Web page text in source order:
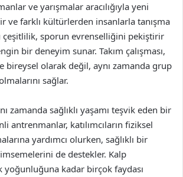
ve yarışmalar aracılığıyla yeni
ve farklı kültürlerden insanlarla tanışma
çeşitlilik, sporun evrenselliğini pekiştirir
bir deneyim sunar. Takım çalışması,
bireysel olarak değil, aynı zamanda grup
sağlar.
zamanda sağlıklı yaşamı teşvik eden bir
antrenmanlar, katılımcıların fiziksel
yardımcı olurken, sağlıklı bir
de destekler. Kalp
yoğunluğuna kadar birçok faydası